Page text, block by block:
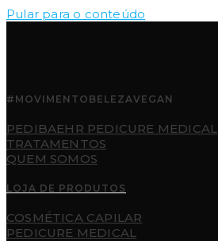
Pular para o conteúdo
#MOVIMENTOBELEZAVEGAN
PEDIBAEHR PEDICURE MEDICAL
TRATAMENTOS
QUEM SOMOS
LOJA DE PRODUTOS
COSMÉTICA CAPILAR
PEDICURE MEDICAL